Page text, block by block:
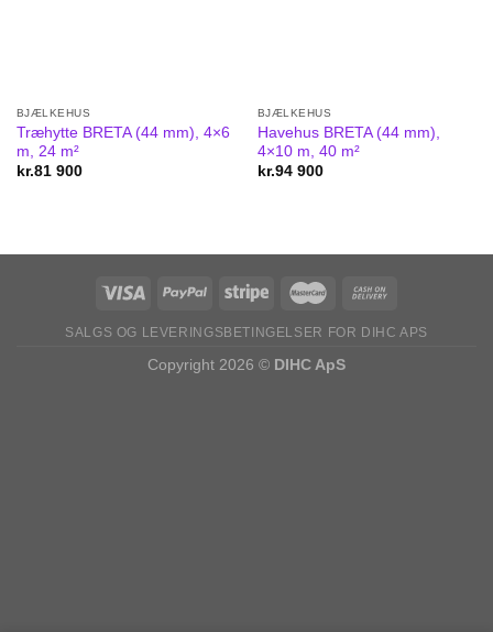
BJÆLKEHUS
Træhytte BRETA (44 mm), 4×6
m, 24 m²
kr.81 900
BJÆLKEHUS
Havehus BRETA (44 mm),
4×10 m, 40 m²
kr.94 900
SALGS OG LEVERINGSBETINGELSER FOR DIHC APS
Copyright 2026 © DIHC ApS